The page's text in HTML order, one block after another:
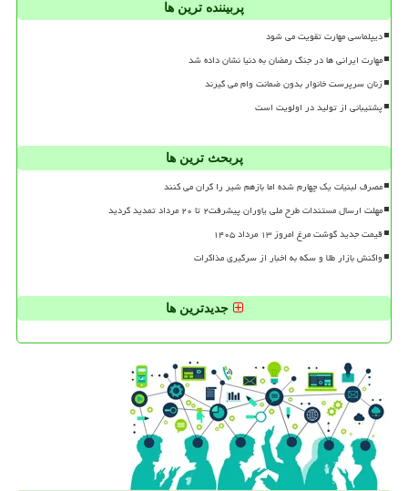
پربیننده ترین ها
دیپلماسی مهارت تقویت می شود
مهارت ایرانی ها در جنگ رمضان به دنیا نشان داده شد
زنان سرپرست خانوار بدون ضمانت وام می گیرند
پشتیبانی از تولید در اولویت است
پربحث ترین ها
مصرف لبنیات یک چهارم شده اما بازهم شیر را گران می کنند
مهلت ارسال مستندات طرح ملی یاوران پیشرفت۲ تا ۲۰ مرداد تمدید گردید
قیمت جدید گوشت مرغ امروز ۱۳ مرداد ۱۴۰۵
واکنش بازار طلا و سکه به اخبار از سرگیری مذاکرات
جدیدترین ها